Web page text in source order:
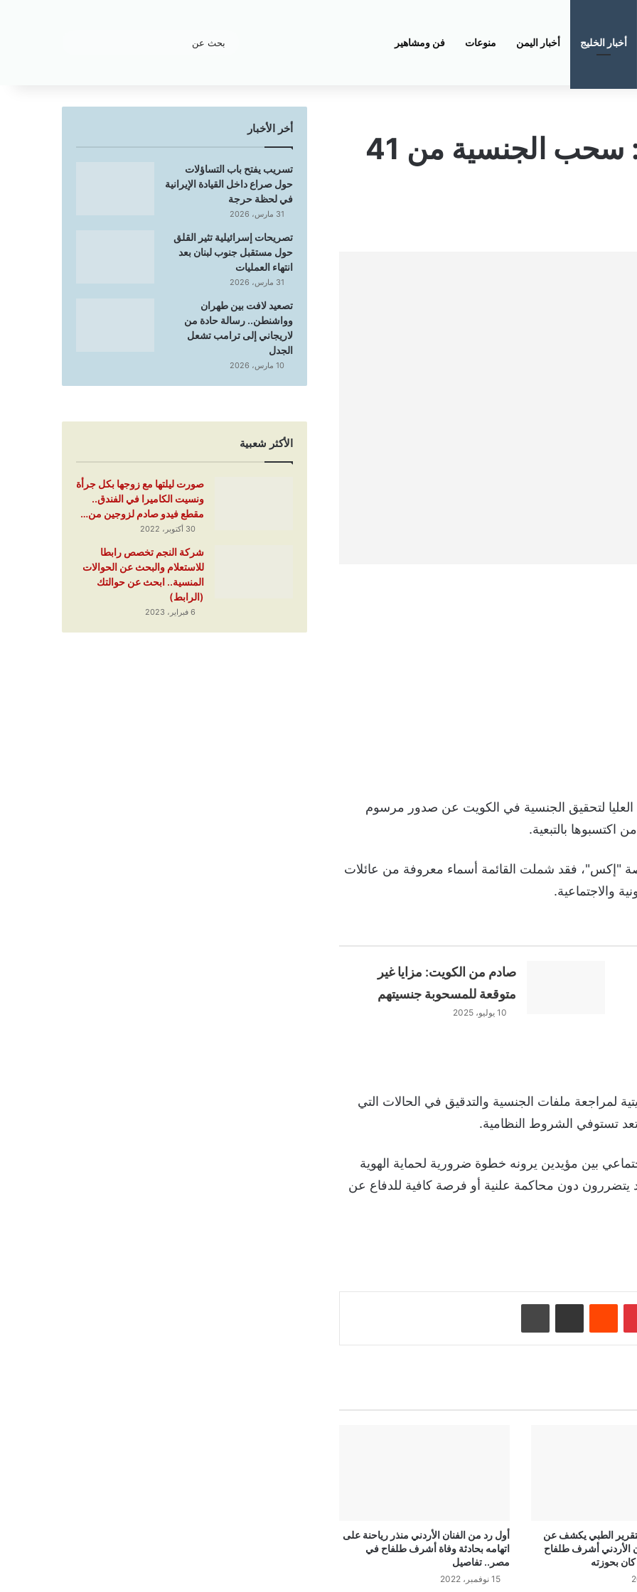
أخبار الخليج أخبار اليمن منوعات فن ومشاهير
قرار جديد في الكويت: سحب الجنسية من 41
العليا لتحقيق الجنسية في الكويت عن صدور مرسوم
فقد شملت القائمة أسماء معروفة من عائلات
والاجتماعية.
صادم من الكويت: مزايا غير
متوقعة للمسحوبة جنسيتهم
10 يوليو، 2025
لمراجعة ملفات الجنسية والتدقيق في الحالات التي
تستوفي الشروط النظامية.
بين مؤيدين يرونه خطوة ضرورية لحماية الهوية
يتضررون دون محاكمة علنية أو فرصة كافية للدفاع عن
بينتيريست
الطبي يكشف عن
الأردني أشرف طلفاح
بحوزته
أول رد من الفنان الأردني منذر رياحنة على
اتهامه بحادثة وفاة أشرف طلفاح في
مصر.. تفاصيل
15 نوفمبر، 2022
أخر الأخبار
تسريب يفتح باب التساؤلات
حول صراع داخل القيادة الإيرانية
في لحظة حرجة
31 مارس، 2026
تصريحات إسرائيلية تثير القلق
حول مستقبل جنوب لبنان بعد
انتهاء العمليات
31 مارس، 2026
تصعيد لافت بين طهران
وواشنطن.. رسالة حادة من
لاريجاني إلى ترامب تشعل
الجدل
10 مارس، 2026
الأكثر شعبية
صورت ليلتها مع زوجها بكل جرأة
ونسيت الكاميرا في الفندق..
مقطع فيدو صادم لزوجين من…
30 أكتوبر، 2022
شركة النجم تخصص رابطا
للاستعلام والبحث عن الحوالات
المنسية.. ابحث عن حوالتك
(الرابط)
6 فبراير، 2023